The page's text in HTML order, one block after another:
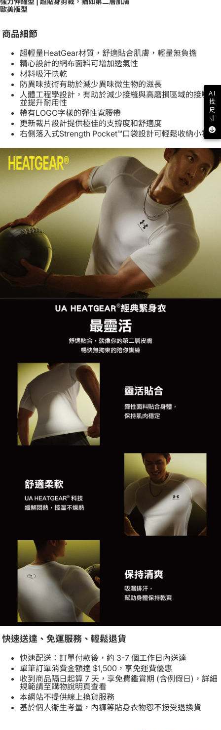
歐美版型
商品細節
超輕量HeatGear材質，舒適貼合肌膚，輕量無負擔
精心設計的網布面料可增加透氣性
材料吸汗快乾
防異味技術有助於減少異味微生物的滋長
人體工程學設計，有助於減少接縫與高磨損區域的接觸，
並提升耐用性
帶有LOGO字樣的彈性寬腰帶
更新裁片設計提供極佳的支撐度和舒適度
右側落入式Strength Pocket™口袋設計可輕鬆收納小物
快速送達、免運服務、輕鬆退貨
快速配送：訂單付款後，約 3-7 個工作日內送達
單筆訂單消費金額達 $1,500，享免運費優惠
收到商品隔日起算 7 天，享免費鑑賞期 (含例假日)，詳細
規範請至購物說明頁查看
本網站不提供線上換貨服務
基於個人衛生考量，內褲等貼身衣物恕不接受退換貨
AI
找
尺
寸